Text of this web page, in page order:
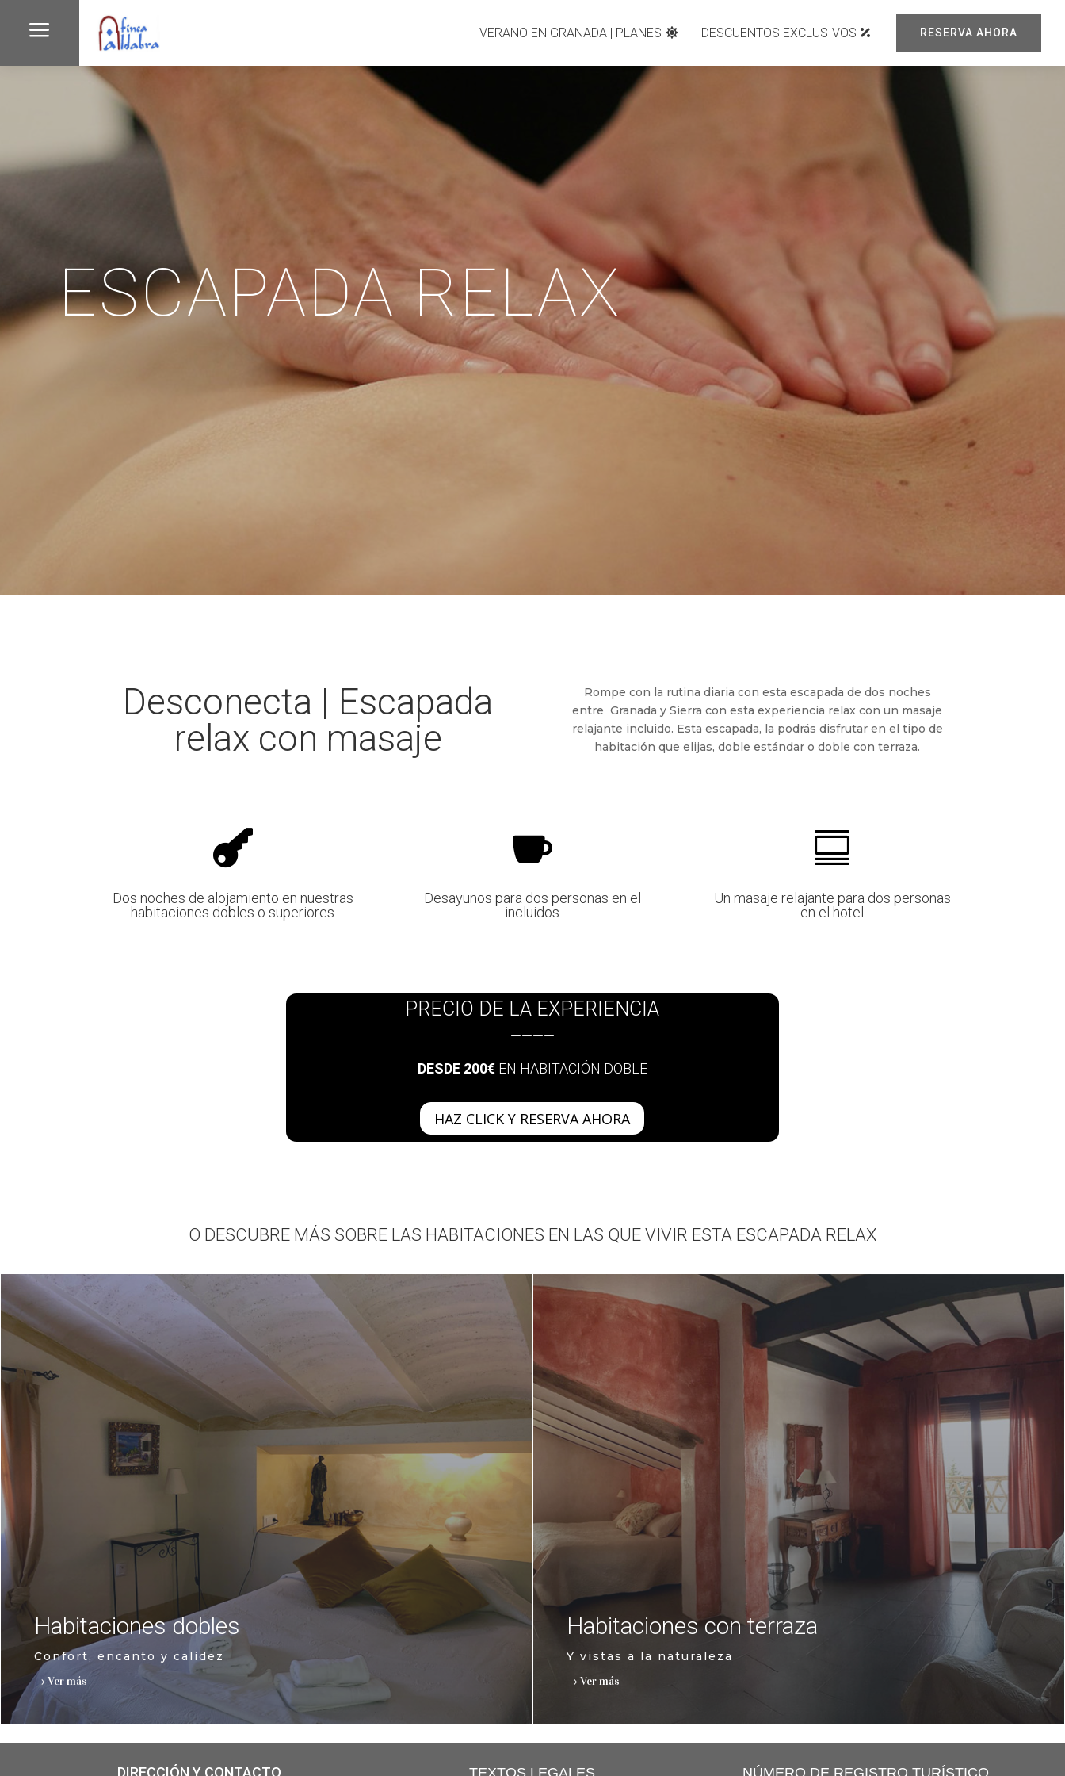
a VERANO EN GRANADA | PLANES DESCUENTOS EXCLUSIVOS RESERVA AHORA
ESCAPADA RELAX
Desconecta | Escapada
relax con masaje
Rompe con la rutina diaria con esta escapada de dos noches
entre Granada y Sierra con esta experiencia relax con un masaje
relajante incluido. Esta escapada, la podrás disfrutar en el tipo de
habitación que elijas, doble estándar o doble con terraza.

Dos noches de alojamiento en nuestras
habitaciones dobles o superiores

Desayunos para dos personas en el
incluidos

Un masaje relajante para dos personas
en el hotel
PRECIO DE LA EXPERIENCIA
————
DESDE 200€ EN HABITACIÓN DOBLE
HAZ CLICK Y RESERVA AHORA
O DESCUBRE MÁS SOBRE LAS HABITACIONES EN LAS QUE VIVIR ESTA ESCAPADA RELAX
Habitaciones dobles
Confort, encanto y calidez
→ Ver más
Habitaciones con terraza
Y vistas a la naturaleza
→ Ver más
DIRECCIÓN Y CONTACTO